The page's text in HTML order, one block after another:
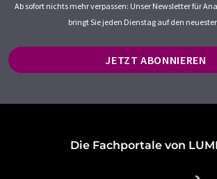
Ab sofort nichts mehr verpassen: Unser Newsletter für
bringt Sie jeden Dienstag auf den
JETZT ABONNIEREN
Die Fachportale von